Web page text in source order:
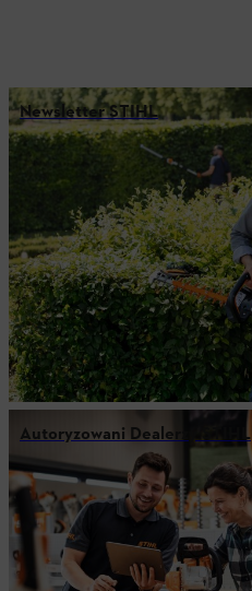
Newsletter STIHL
Autoryzowani Dealerzy STIHL